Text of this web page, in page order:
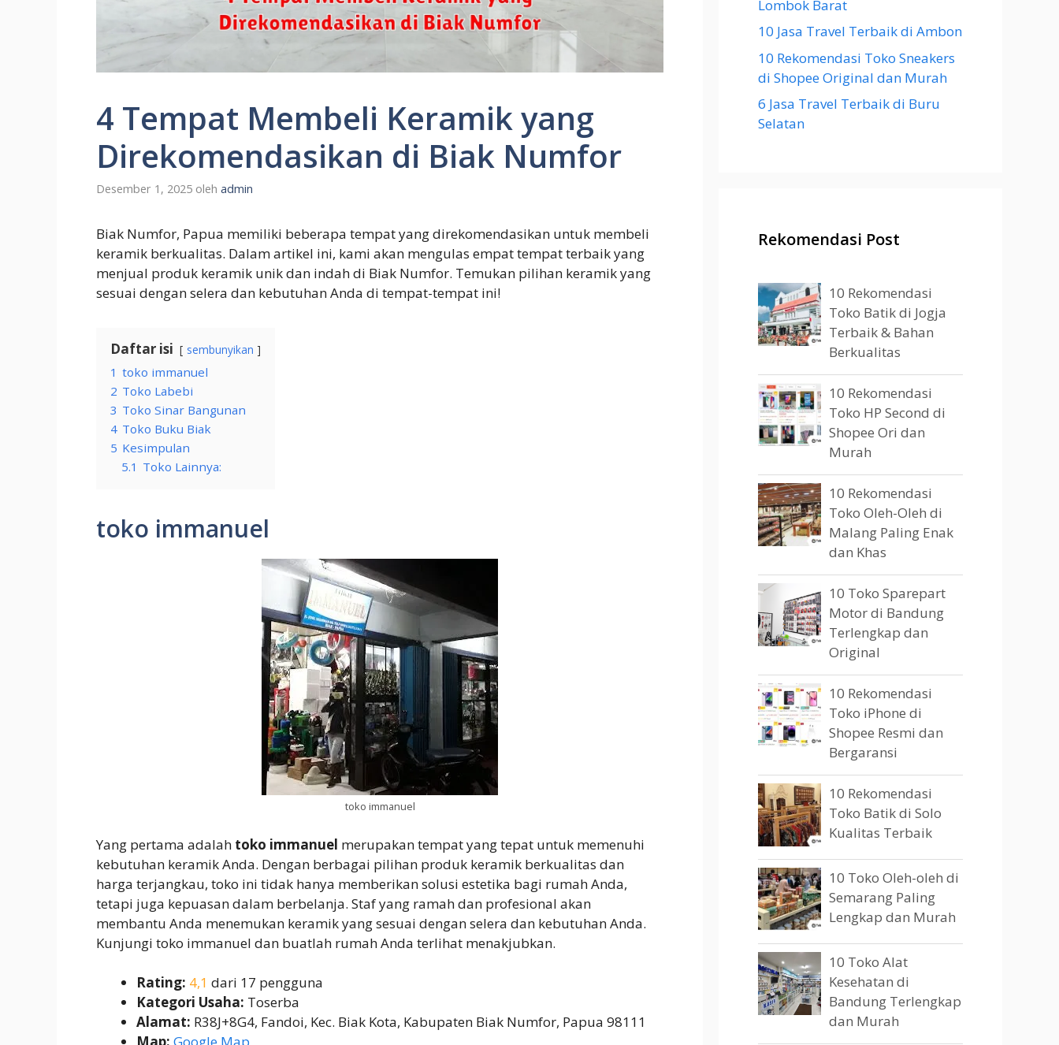
4 Tempat Membeli Keramik yang
Direkomendasikan di Biak Numfor
Desember 1, 2025 oleh admin
Biak Numfor, Papua memiliki beberapa tempat yang direkomendasikan untuk membeli
keramik berkualitas. Dalam artikel ini, kami akan mengulas empat tempat terbaik yang
menjual produk keramik unik dan indah di Biak Numfor. Temukan pilihan keramik yang
sesuai dengan selera dan kebutuhan Anda di tempat-tempat ini!
Daftar isi sembunyikan
1 toko immanuel
2 Toko Labebi
3 Toko Sinar Bangunan
4 Toko Buku Biak
5 Kesimpulan
5.1 Toko Lainnya:
toko immanuel
toko immanuel
Yang pertama adalah toko immanuel merupakan tempat yang tepat untuk memenuhi
kebutuhan keramik Anda. Dengan berbagai pilihan produk keramik berkualitas dan
harga terjangkau, toko ini tidak hanya memberikan solusi estetika bagi rumah Anda,
tetapi juga kepuasan dalam berbelanja. Staf yang ramah dan profesional akan
membantu Anda menemukan keramik yang sesuai dengan selera dan kebutuhan Anda.
Kunjungi toko immanuel dan buatlah rumah Anda terlihat menakjubkan.
Rating: 4,1 dari 17 pengguna
Kategori Usaha: Toserba
Alamat: R38J+8G4, Fandoi, Kec. Biak Kota, Kabupaten Biak Numfor, Papua 98111
Lombok Barat
10 Jasa Travel Terbaik di Ambon
10 Rekomendasi Toko Sneakers
di Shopee Original dan Murah
6 Jasa Travel Terbaik di Buru
Selatan
Rekomendasi Post
10 Rekomendasi
Toko Batik di Jogja
Terbaik & Bahan
Berkualitas
10 Rekomendasi
Toko HP Second di
Shopee Ori dan
Murah
10 Rekomendasi
Toko Oleh-Oleh di
Malang Paling Enak
dan Khas
10 Toko Sparepart
Motor di Bandung
Terlengkap dan
Original
10 Rekomendasi
Toko iPhone di
Shopee Resmi dan
Bergaransi
10 Rekomendasi
Toko Batik di Solo
Kualitas Terbaik
10 Toko Oleh-oleh di
Semarang Paling
Lengkap dan Murah
10 Toko Alat
Kesehatan di
Bandung Terlengkap
dan Murah